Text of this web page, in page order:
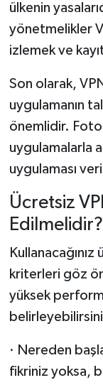
ülkenin
yönetmelikler
izlemek ve
Son olarak,
uygulamanın
önemlidir.
uygulamalarla
uygulaması
Ücretsiz
Edilmelidir?
kriterleri göz
yüksek
· Nereden
fikriniz yoksa,